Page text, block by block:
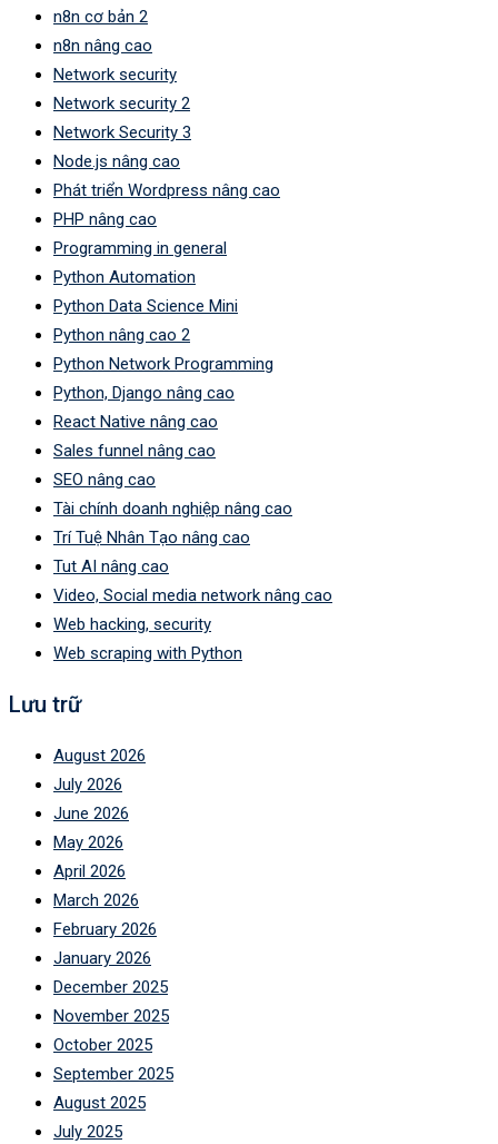
n8n cơ bản 2
n8n nâng cao
Network security
Network security 2
Network Security 3
Node.js nâng cao
Phát triển Wordpress nâng cao
PHP nâng cao
Programming in general
Python Automation
Python Data Science Mini
Python nâng cao 2
Python Network Programming
Python, Django nâng cao
React Native nâng cao
Sales funnel nâng cao
SEO nâng cao
Tài chính doanh nghiệp nâng cao
Trí Tuệ Nhân Tạo nâng cao
Tut AI nâng cao
Video, Social media network nâng cao
Web hacking, security
Web scraping with Python
Lưu trữ
August 2026
July 2026
June 2026
May 2026
April 2026
March 2026
February 2026
January 2026
December 2025
November 2025
October 2025
September 2025
August 2025
July 2025